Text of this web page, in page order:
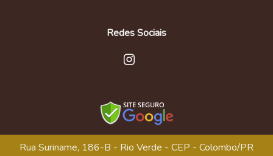
Redes Sociais
Rua Suriname, 186-B - Rio Verde - CEP - Colombo/PR